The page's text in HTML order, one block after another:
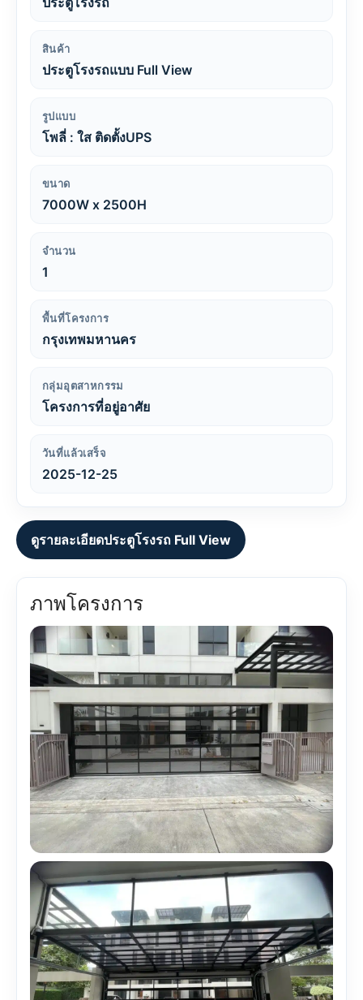
สินค้า
ประตูโรงรถแบบ Full View
รูปแบบ
โพลี่ : ใส ติดตั้งUPS
ขนาด
7000W x 2500H
จำนวน
1
พื้นที่โครงการ
กรุงเทพมหานคร
กลุ่มอุตสาหกรรม
โครงการที่อยู่อาศัย
วันที่แล้วเสร็จ
2025-12-25
ดูรายละเอียดประตูโรงรถ Full View
ภาพโครงการ